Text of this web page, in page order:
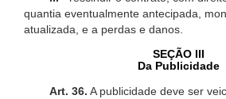
quantia eventualmente antecipada,
atualizada, e a perdas e danos.
SEÇÃO III
Da Publicidade
Art. 36. A publicidade deve ser